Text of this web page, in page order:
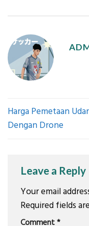
Harga Pemetaan
Dengan Drone
Leave a Reply
Your email
Required fields
Comment*